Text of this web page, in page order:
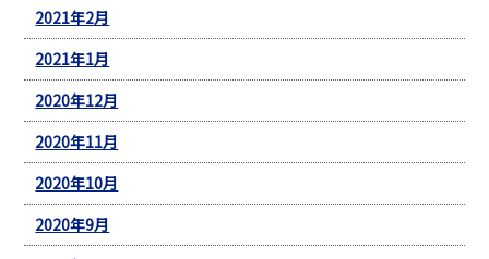
2021年2月
2021年1月
2020年12月
2020年11月
2020年10月
2020年9月